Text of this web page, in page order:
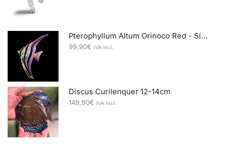
Pterophyllum Altum Orinoco Red - Simon Forkel
99,90€ IVA Incl.
Discus Curilenquer 12-14cm
149,90€ IVA Incl.